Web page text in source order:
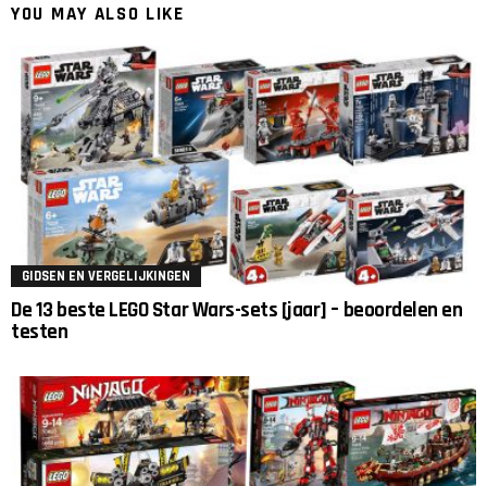
YOU MAY ALSO LIKE
GIDSEN EN VERGELIJKINGEN
De 13 beste LEGO Star Wars-sets [jaar] – beoordelen en
testen